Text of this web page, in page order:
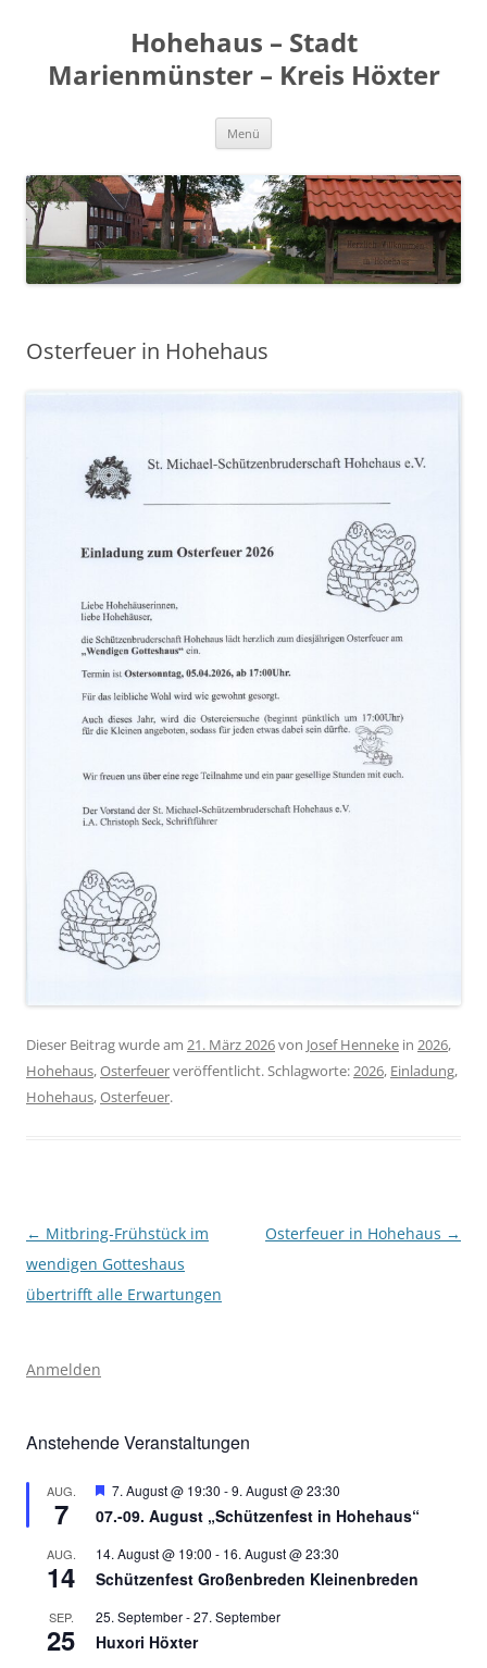
Hohehaus – Stadt
Marienmünster – Kreis Höxter
Menü
Osterfeuer in Hohehaus
Dieser Beitrag wurde am 21. März 2026von Josef Henneke in 2026,
Hohehaus,Osterfeuerveröffentlicht. Schlagworte:2026, Einladung,
Hohehaus,Osterfeuer.
Beitragsnavigation
← Mitbring-Frühstück im
wendigen Gotteshaus
übertrifft alle Erwartungen
Osterfeuer in Hohehaus →
Anmelden
Anstehende Veranstaltungen
AUG.
7
Hervorgehoben
7. August @ 19:30 -9. August @ 23:30
07.-09. August „Schützenfest in Hohehaus“
AUG.
14
14. August @ 19:00 - 16. August @ 23:30
Schützenfest Großenbreden Kleinenbreden
SEP.
25
25. September-27. September
Huxori Höxter